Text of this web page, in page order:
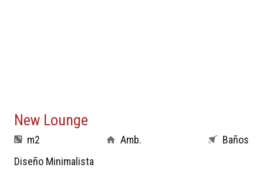
New Lounge
m2 Amb.
Baños
Diseño Minimalista